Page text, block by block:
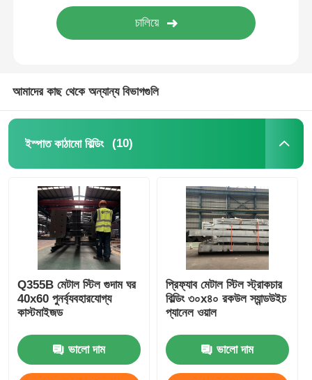
মাল্টি স্টোরি স্টিল স্ট্রাকচার
শিল্প ইস্পাত কাঠামো
বাণিজ্যিক ইস্পাত গঠন
Prefab ইস্পাত কাঠামো
আমাদের কাছ থেকে অন্যান্য বিভাগগুলি
ইস্পাত কাঠামো বিল্ডিং (10)
Q355B মেটাল স্টিল গুদাম ঘর
40x60 পুনর্ব্যবহারযোগ্য
কাস্টমাইজড
ভালো দাম
প্রিফ্যাব মেটাল স্টিল স্ট্রাকচার
বিল্ডিং ৩০x৪০ রকউল স্যান্ডউইচ
প্যানেল ওয়াল
ভালো দাম